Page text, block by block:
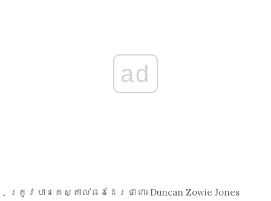
ad
ត្រូវបានគេស្គាល់ផងដែរថាជា៖ Duncan Zowie Jones